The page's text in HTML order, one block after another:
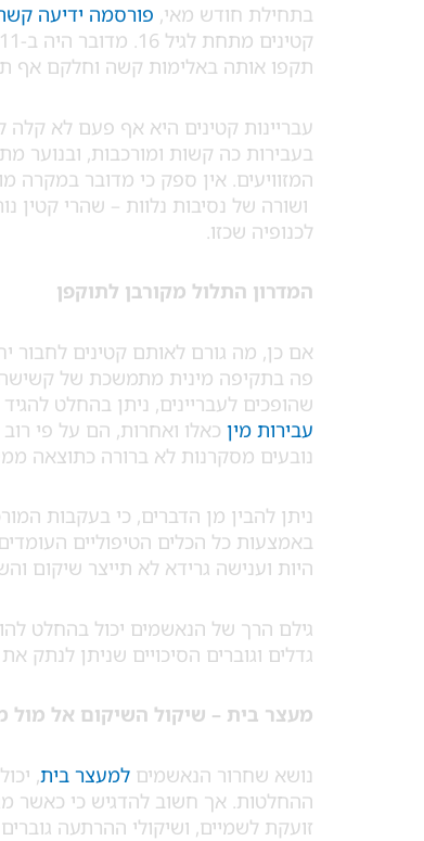
בתחילת חודש מאי, פורסמה ידיעה
תקפו אותה באלימות קשה וחלקם אף
עבריינות קטינים היא אף פעם לא
המזוויעים. אין ספק כי מדובר במקרה
ושורה של נסיבות נלוות – שהרי קטין
לכנופיה שכזו.
המדרון התלול מקורבן לתוקפן
אם כן, מה גורם לאותם קטינים לחבור
פה בתקיפה מינית מתמשכת של קשישה
שהופכים לעבריינים, ניתן בהחלט להגיד כי כאשר
עבירות מין כאלו ואחרות, הם על פי
נובעים מסקרנות לא ברורה כתוצאה
ניתן להבין מן הדברים, כי בעקבות
באמצעות כל הכלים הטיפוליים
היות וענישה גרידא לא תייצר שיקום
גילם הרך של הנאשמים יכול בהחלט
גדלים וגוברים הסיכויים שניתן לנתק
מעצר בית – שיקול השיקום אל מול
נושא שחרור הנאשמים למעצר בית,
ההחלטות. אך חשוב להדגיש כי כאשר
זועקת לשמיים, ושיקולי ההרתעה